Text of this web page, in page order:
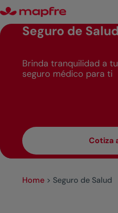
Seguro de Salud
Brinda tranquilidad a
seguro médico para ti
Cotiza
Home> Seguro de Salud